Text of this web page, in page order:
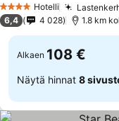
4 Tähtiluokitus
Hotelli
6,4 4 028 1.8 km
Alkaen 108 €
Näytä hinnat 8